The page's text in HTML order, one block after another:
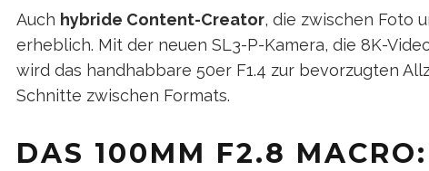
Auch hybride Content-Creator, die zwischen Foto
erheblich. Mit der neuen SL3-P-Kamera, die 8K-
wird das handhabbare 50er F1.4 zur bevorzugten
Schnitte zwischen Formats.
DAS 100MM F2.8